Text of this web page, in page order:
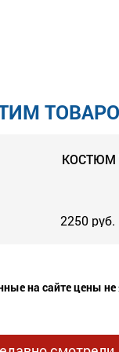
КОСТЮМ
2250 руб.
на сайте цены